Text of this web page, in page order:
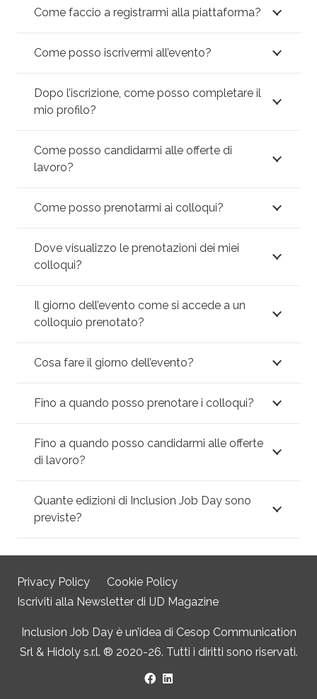
Come faccio a registrarmi alla piattaforma?
Come posso iscrivermi all’evento?
Dopo l’iscrizione, come posso completare il
mio profilo?
Come posso candidarmi alle offerte di
lavoro?
Come posso prenotarmi ai colloqui?
Dove visualizzo le prenotazioni dei miei
colloqui?
Il giorno dell’evento come si accede a un
colloquio prenotato?
Cosa fare il giorno dell’evento?
Fino a quando posso prenotare i colloqui?
Fino a quando posso candidarmi alle offerte
di lavoro?
Quante edizioni di Inclusion Job Day sono
previste?
Privacy Policy
Cookie Policy
Iscriviti alla Newsletter di IJD Magazine
Inclusion Job Day è un’idea di Cesop Communication
Srl& Hidoly s.r.l. ® 2020-26. Tutti i diritti sono riservati.